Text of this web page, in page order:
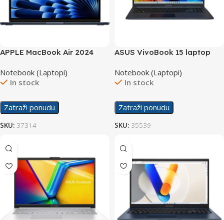
APPLE MacBook Air 2024
Notebook (Laptopi)
In stock
Zatraži ponudu
SKU: 37314
ASUS VivoBook 15 laptop
Notebook (Laptopi)
In stock
Zatraži ponudu
SKU: 35539